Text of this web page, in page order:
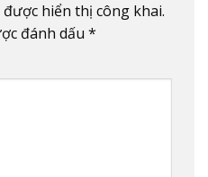
hiển thị công khai.
đánh dấu *